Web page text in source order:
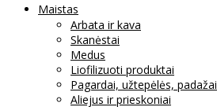
Maistas
Arbata ir kava
Skanėstai
Medus
Liofilizuoti produktai
Pagardai, užtepėlės, padažai
Aliejus ir prieskoniai